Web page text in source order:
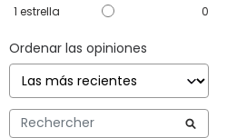
1 estrella 0
Ordenar las opiniones